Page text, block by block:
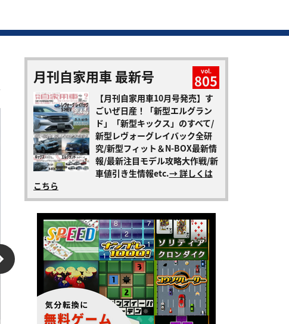
月刊自家用車 最新号 vol.
805
【月刊自家用車10月号発売】す
ごいぜ日産！「新型エルグラン
ド」「新型キックス」のすべて/
新型レヴォーグレイバック全研
究/新型フィット＆N-BOX最新情
報/最新注目モデル攻略大作戦/新
車値引き生情報etc.→ 詳しくは
こちら